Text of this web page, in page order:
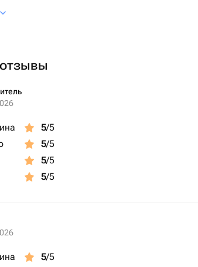
пленку, дополнительно украшенный
5/5
5/5
5/5
5/5
5/5